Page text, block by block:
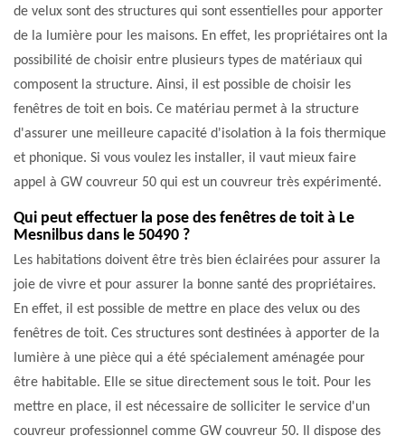
de velux sont des structures qui sont essentielles pour apporter
de la lumière pour les maisons. En effet, les propriétaires ont la
possibilité de choisir entre plusieurs types de matériaux qui
composent la structure. Ainsi, il est possible de choisir les
fenêtres de toit en bois. Ce matériau permet à la structure
d'assurer une meilleure capacité d'isolation à la fois thermique
et phonique. Si vous voulez les installer, il vaut mieux faire
appel à GW couvreur 50 qui est un couvreur très expérimenté.
Qui peut effectuer la pose des fenêtres de toit à Le
Mesnilbus dans le 50490 ?
Les habitations doivent être très bien éclairées pour assurer la
joie de vivre et pour assurer la bonne santé des propriétaires.
En effet, il est possible de mettre en place des velux ou des
fenêtres de toit. Ces structures sont destinées à apporter de la
lumière à une pièce qui a été spécialement aménagée pour
être habitable. Elle se situe directement sous le toit. Pour les
mettre en place, il est nécessaire de solliciter le service d'un
couvreur professionnel comme GW couvreur 50. Il dispose des